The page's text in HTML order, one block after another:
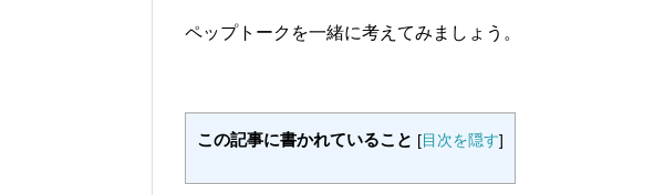
ペップトークを一緒に考えてみましょう。
この記事に書かれていること [目次を隠す]